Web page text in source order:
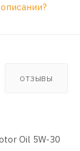
ОТЗЫВЫ
Oil 5W-30